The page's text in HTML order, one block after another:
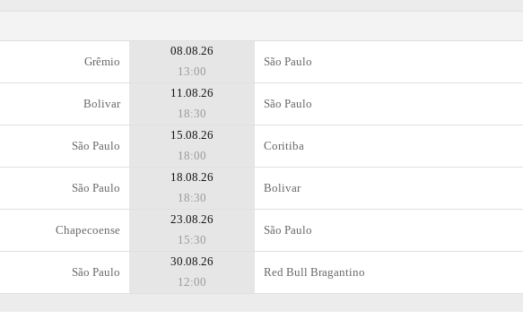
Grêmio
08.08.26
13:00
São Paulo
Bolivar
11.08.26
18:30
São Paulo
São Paulo
15.08.26
18:00
Coritiba
São Paulo
18.08.26
18:30
Bolivar
Chapecoense
23.08.26
15:30
São Paulo
São Paulo
30.08.26
12:00
Red Bull Bragantino